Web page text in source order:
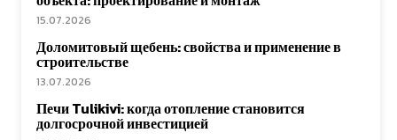
15.07.2026
Доломитовый щебень: свойства и применение в
строительстве
13.07.2026
Печи Tulikivi: когда отопление становится
долгосрочной инвестицией